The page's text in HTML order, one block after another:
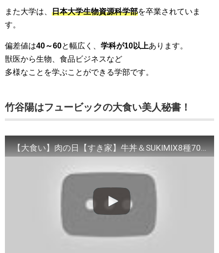
また大学は、 日本大学生物資源科学部を卒業されていま
す。
偏差値は40～60と幅広く、 学科が10以上あります。
獣医から生物、食品ビジネスなど
多様なことを学ぶことができる学部です。
竹谷陽はフュービックの大食い美人秘書！
【大食い】肉の日【すき家】牛丼＆SUKIMIX8種7000kcal！